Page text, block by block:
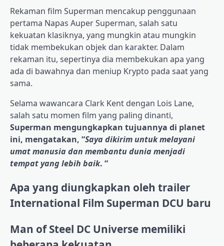
Rekaman film Superman mencakup penggunaan
pertama Napas Auper Superman, salah satu
kekuatan klasiknya, yang mungkin atau mungkin
tidak membekukan objek dan karakter. Dalam
rekaman itu, sepertinya dia membekukan apa yang
ada di bawahnya dan meniup Krypto pada saat yang
sama.
Selama wawancara Clark Kent dengan Lois Lane,
salah satu momen film yang paling dinanti,
Superman mengungkapkan tujuannya di planet
ini, mengatakan, “Saya dikirim untuk melayani
umat manusia dan membantu dunia menjadi
tempat yang lebih baik. “
Apa yang diungkapkan oleh trailer
International Film Superman DCU baru
Man of Steel DC Universe memiliki